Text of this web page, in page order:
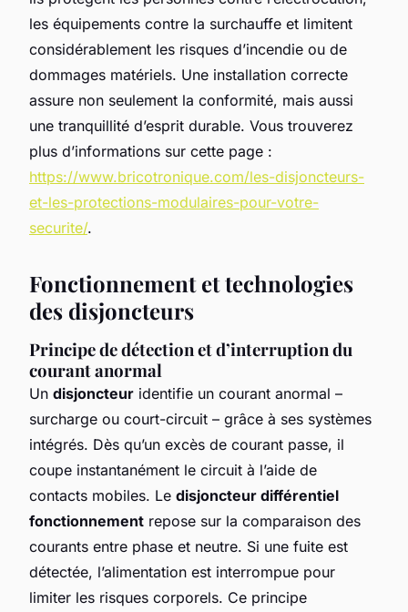
les équipements contre la surchauffe et limitent
considérablement les risques d’incendie ou de
dommages matériels. Une installation correcte
assure non seulement la conformité, mais aussi
une tranquillité d’esprit durable. Vous trouverez
plus d’informations sur cette page :
https://www.bricotronique.com/les-disjoncteurs-
et-les-protections-modulaires-pour-votre-
securite/.
Fonctionnement et technologies
des disjoncteurs
Principe de détection et d’interruption du
courant anormal
Un disjoncteur identifie un courant anormal –
surcharge ou court-circuit – grâce à ses systèmes
intégrés. Dès qu’un excès de courant passe, il
coupe instantanément le circuit à l’aide de
contacts mobiles. Le disjoncteur différentiel
fonctionnement repose sur la comparaison des
courants entre phase et neutre. Si une fuite est
détectée, l’alimentation est interrompue pour
limiter les risques corporels. Ce principe